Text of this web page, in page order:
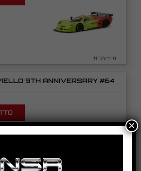
1170/1171
9TH ANNIVERSARY #64
×